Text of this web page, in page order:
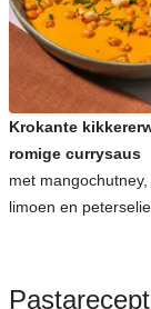
Krokante
romige currysaus
met mangochutney,
limoen en peterselie